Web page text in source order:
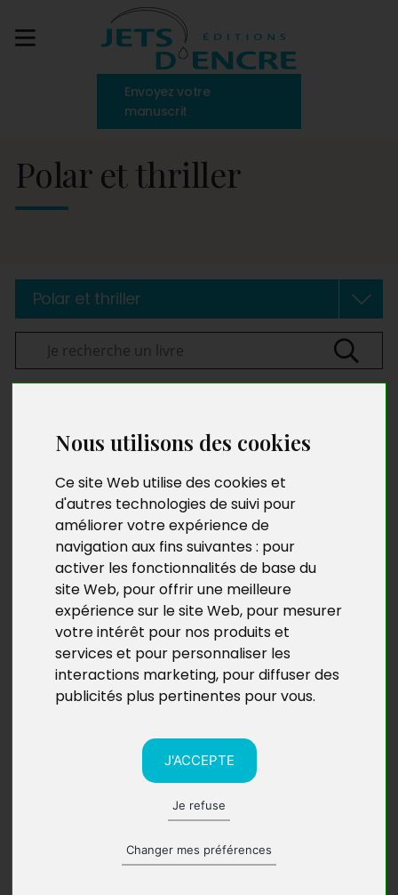
Nous utilisons des cookies
Ce site Web utilise des cookies et
d'autres technologies de suivi pour
améliorer votre expérience de
navigation aux fins suivantes : pour
activer les fonctionnalités de base du
site Web, pour offrir une meilleure
expérience sur le site Web, pour mesurer
votre intérêt pour nos produits et
services et pour personnaliser les
interactions marketing, pour diffuser des
publicités plus pertinentes pour vous.
J'ACCEPTE
Je refuse
Changer mes préférences
Envoyez votre
manuscrit
Polar et thriller
Polar et thriller
Adyayéno, si on ne le voit
Amour corrosif